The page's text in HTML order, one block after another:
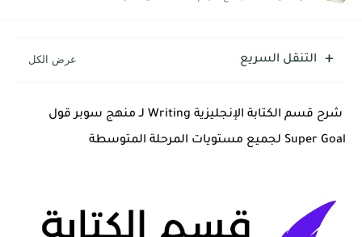
التنقل السريع
شرح قسم الكتابة الإنجليزية Writing لـ منهج سوبر قول
Super Goal لجميع مستويات المرحلة المتوسطة